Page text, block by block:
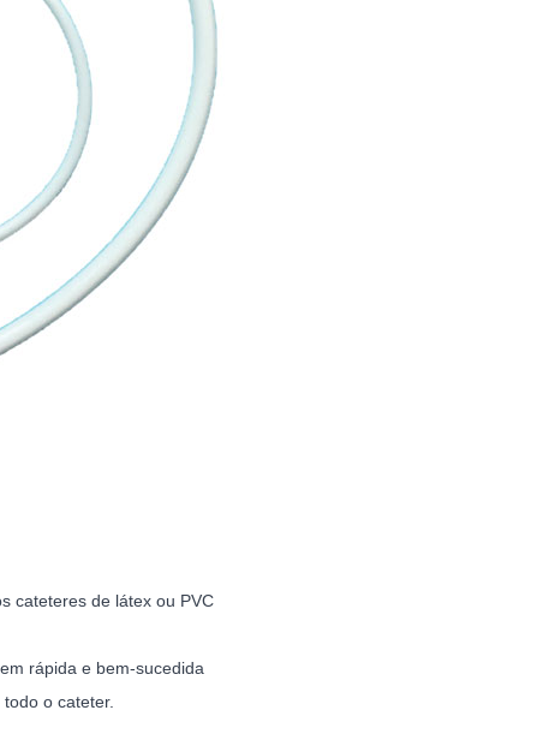
cateteres de látex ou PVC
rápida e bem-sucedida
o cateter.